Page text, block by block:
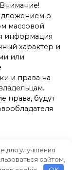
о
массовой
информация
характер и
или
и права на
права, будут
для улучшения
сайтом,